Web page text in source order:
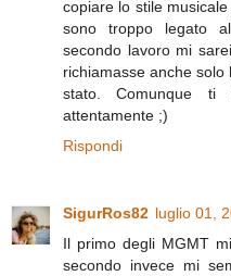
copiare lo stile
sono troppo legato
secondo lavoro mi
richiamasse anche
stato. Comunque ti
attentamente ;)
Rispondi
SigurRos82 luglio 01,
Il primo degli MGMT
secondo invece mi